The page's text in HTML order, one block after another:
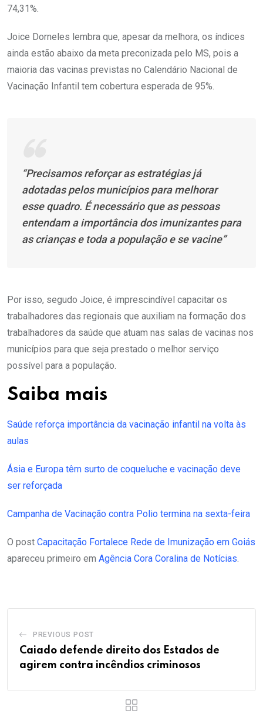
74,31%.
Joice Dorneles lembra que, apesar da melhora, os índices
ainda estão abaixo da meta preconizada pelo MS, pois a
maioria das vacinas previstas no Calendário Nacional de
Vacinação Infantil tem cobertura esperada de 95%.
“Precisamos reforçar as estratégias já
adotadas pelos municípios para melhorar
esse quadro. É necessário que as pessoas
entendam a importância dos imunizantes para
as crianças e toda a população e se vacine”
Por isso, segudo Joice, é imprescindível capacitar os
trabalhadores das regionais que auxiliam na formação dos
trabalhadores da saúde que atuam nas salas de vacinas nos
municípios para que seja prestado o melhor serviço
possível para a população.
Saiba mais
Saúde reforça importância da vacinação infantil na volta às
aulas
Ásia e Europa têm surto de coqueluche e vacinação deve
ser reforçada
Campanha de Vacinação contra Polio termina na sexta-feira
O post Capacitação Fortalece Rede de Imunização em Goiás
apareceu primeiro em Agência Cora Coralina de Notícias.
PREVIOUS POST
Caiado defende direito dos Estados de
agirem contra incêndios criminosos